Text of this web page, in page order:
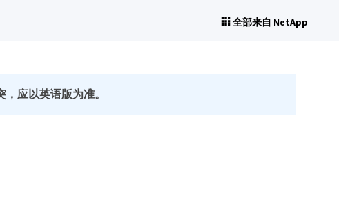
全部来自 NetApp
应以英语版为准。